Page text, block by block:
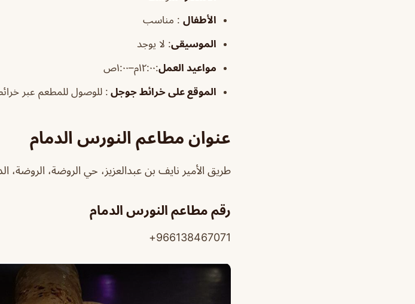
الأطفال : مناسب
الموسيقى: لا يوجد
مواعيد العمل:١٢:٠٠م–١:٠٠ص
الموقع على خرائط جوجل : للوصول للمطعم عبر
عنوان مطاعم النورس الدمام
طريق الأمير نايف بن عبدالعزيز، حي الروضة، الروضة،
رقم مطاعم النورس الدمام
966138467071+